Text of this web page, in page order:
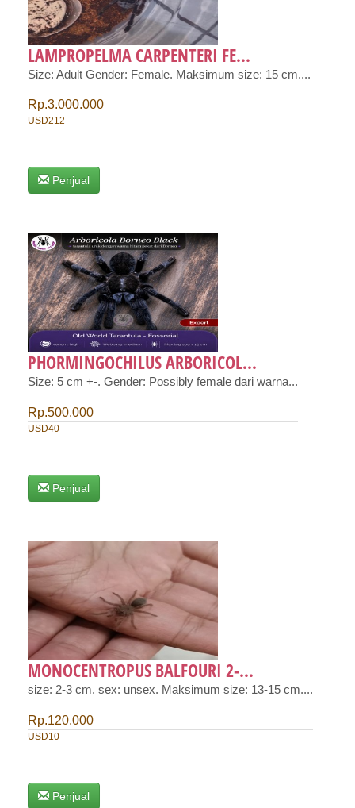
LAMPROPELMA CARPENTERI FE...
Size: Adult Gender: Female. Maksimum size: 15 cm....
Rp.3.000.000
USD212
Penjual
PHORMINGOCHILUS ARBORICOL...
Size: 5 cm +-. Gender: Possibly female dari warna...
Rp.500.000
USD40
Penjual
MONOCENTROPUS BALFOURI 2-...
size: 2-3 cm. sex: unsex. Maksimum size: 13-15 cm....
Rp.120.000
USD10
Penjual